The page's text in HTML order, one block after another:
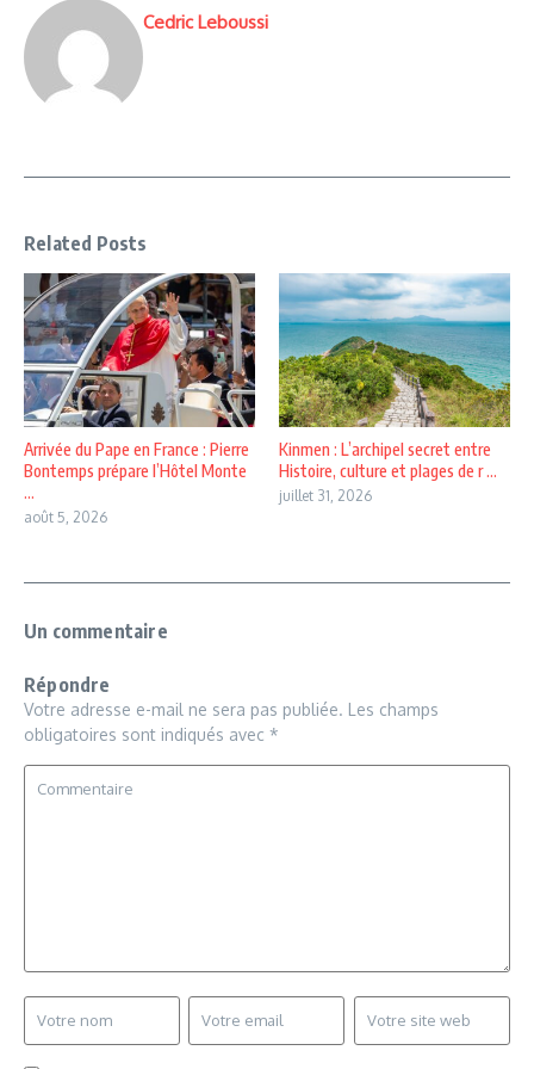
Cedric Leboussi
Related Posts
Arrivée du Pape en France : Pierre
Bontemps prépare l’Hôtel Monte
...
août 5, 2026
Kinmen : L’archipel secret entre
Histoire, culture et plages de r ...
juillet 31, 2026
Un commentaire
Répondre
Votre adresse e-mail ne sera pas publiée. Les champs
obligatoires sont indiqués avec *